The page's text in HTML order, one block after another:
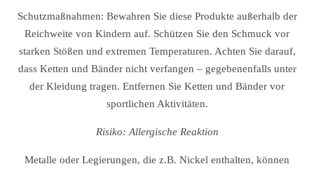
Schutzmaßnahmen: Bewahren Sie diese Produkte außerhalb der
Reichweite von Kindern auf. Schützen Sie den Schmuck vor
starken Stößen und extremen Temperaturen. Achten Sie darauf,
dass Ketten und Bänder nicht verfangen – gegebenenfalls unter
der Kleidung tragen. Entfernen Sie Ketten und Bänder vor
sportlichen Aktivitäten.
Risiko: Allergische Reaktion
Metalle oder Legierungen, die z.B. Nickel enthalten, können